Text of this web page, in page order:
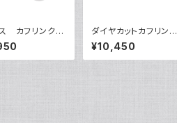
カフリンク
1212B
ダイヤカットカフリンク
ス VQC-0703
¥10,450